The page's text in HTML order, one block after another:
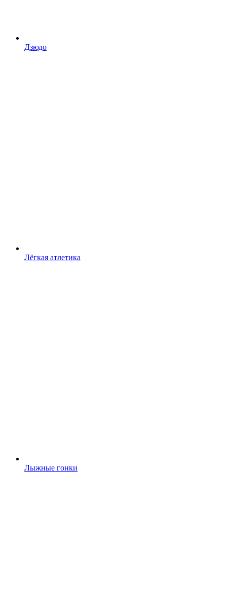
Дзюдо
Лёгкая атлетика
Лыжные гонки